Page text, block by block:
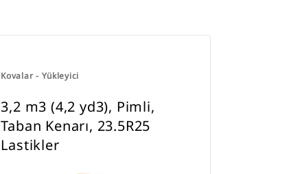
Kovalar - Yükleyici
3,2 m3 (4,2 yd3), Pimli,
Taban Kenarı, 23.5R25
Lastikler